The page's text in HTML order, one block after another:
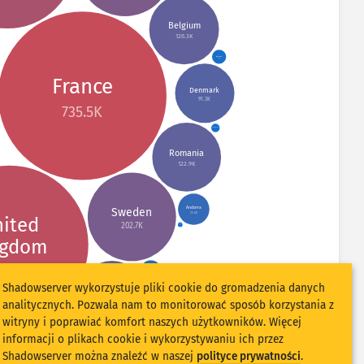
France
735.5K
Sweden
202.7K
Belgium
126.3K
Romania
122.9K
Portugal
105.2K
Denmark
91.3K
Andorra
25.6K
24.2K
9.5K
Belarus
Shadowserver wykorzystuje pliki cookie do gromadzenia danych
analitycznych. Pozwala nam to monitorować sposób korzystania z
witryny i poprawiać komfort naszych użytkowników. Więcej
informacji o plikach cookie i wykorzystywaniu ich przez
Shadowserver można znaleźć w naszej polityce prywatności.